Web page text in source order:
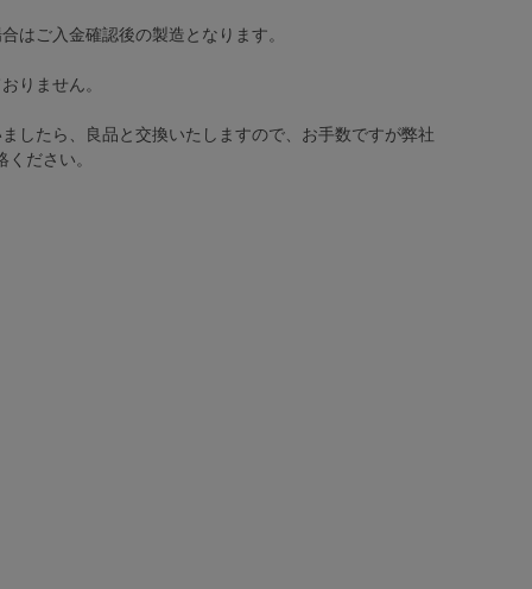
はご入金確認後の製造となります。
りません。
したら、良品と交換いたしますので、お手数ですが弊社
ださい。